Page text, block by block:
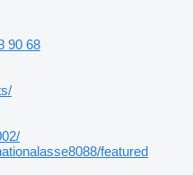
90 68
featured